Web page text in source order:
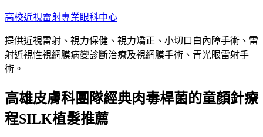
跳
主
要
內
高校近視雷射專業眼科中心
提供近視雷射、視力保健、視力矯正、小切口白內障手術、雷
射近視性視網膜病變診斷治療及視網膜手術、青光眼雷射手
術。
高雄皮膚科團隊經典肉毒桿菌的童顏針療
程SILK植髮推薦